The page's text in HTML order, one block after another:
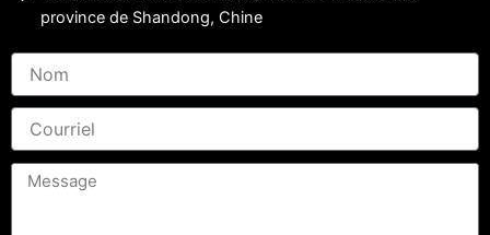
province de Shandong, Chine